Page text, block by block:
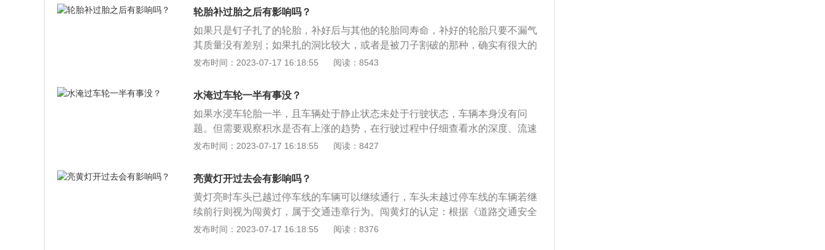
度：积水淹过半轮，发动机和车厢都有可能出现进水，这时千万别启动汽车，否
则会导致车上的电子设备和电子元件烧毁。汽车被水淹过半轮处理方式1、首先
打保险公司电话，进行报案；2、打救援拖车电话，待汽车拖到修理店后，告知
保险公司具体地址；3、在等待救援的时候，拔开电池正负极，将汽车断电，然
拍完照后，如果有条件，可以将汽车推到相对安全的区域等待救援；5、维修前
待保险公司核定损失即可。
进气口处进入发动机内。保险理赔：涉水险的承保范围是车辆发动机的损坏。不
管是车辆涉水行驶导致，还是车辆被水淹没导致，只要发动机的损坏是由进水产
生，并且车主投保了涉水险，保险公司就会对发动机的损坏进行赔付。
轮胎补过胎之后有影响吗？
如果只是钉子扎了的轮胎，补好后与其他的轮胎同寿命，补好的轮胎只要不漏气
其质量没有差别；如果扎的洞比较大，或者是被刀子割破的那种，确实有很大的
隐患，如果是发生在胎侧，必须直接换新。以下是相关资料：安全隐患：因为这
线，那么应该立刻更换新胎。更换：如果另一侧的轮胎是新，那么可以购买一条
同花纹，记得是同花纹轮胎进行更换，如果另一侧轮胎有些旧，那么应该购买二
条同花纹轮胎进行更换，这不是简单保持平衡的问题，而是让车子在行驶时保持
动力的平衡，尤其是刹车时保持同样的抓地力，不会造成车子侧滑的现象。
发布时间：2023-07-17 16:18:55 阅读：8543
水淹过车轮一半有事没？
如果水浸车轮胎一半，且车辆处于静止状态未处于行驶状态，车辆本身没有问
题。但需要观察积水是否有上涨的趋势，在行驶过程中仔细查看水的深度、流速
和水底性质，以及进、出水域的宽窄和道路情况，由此来判断是否能安全地通
过时，一般应选择距离最短、水位最浅、水流缓慢及水底最坚实的路段。避免大
轰油门或猛冲，以防止水花溅入发动机而熄火稳住油门：行车过程中要稳住油
门，通过水面过程中不要停车，尽量避免中途换挡或急转弯。如果出现熄火情
况，切记不要二次起动车辆。
发布时间：2023-07-17 16:18:55 阅读：8427
亮黄灯开过去会有影响吗？
黄灯亮时车头已越过停车线的车辆可以继续通行，车头未越过停车线的车辆若继
续前行则视为闯黄灯，属于交通违章行为。闯黄灯的认定：根据《道路交通安全
法》第三十八条，绿灯亮时，准许车辆通行，但转弯的车辆不得妨碍被放行的直
发布时间：2023-07-17 16:18:55 阅读：8376